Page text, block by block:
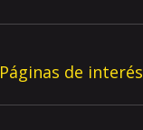
Páginas de interés